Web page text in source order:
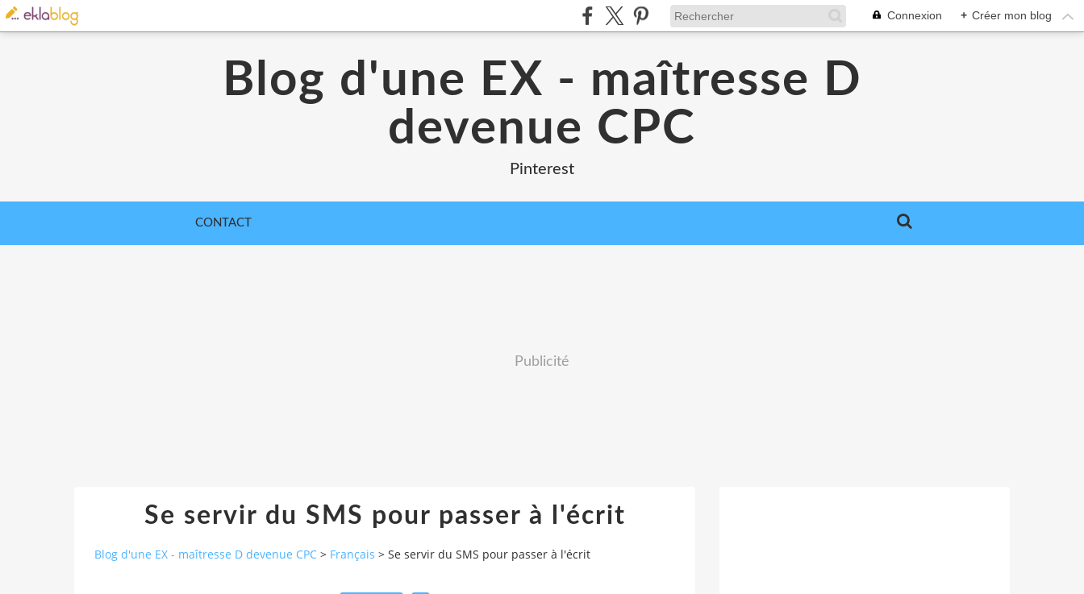
Connexion + Créer mon blog
Blog d'une EX - maîtresse D
devenue CPC
Pinterest
CONTACT
Publicité
Se servir du SMS pour passer à l'écrit
Blog d'une EX - maîtresse D devenue CPC > Français > Se servir du SMS pour passer à l'écrit